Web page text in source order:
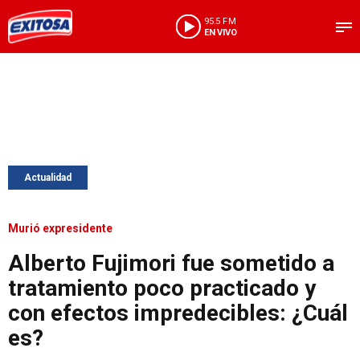
95.5 FM
EN VIVO
Actualidad
Murió expresidente
Alberto Fujimori fue sometido a
tratamiento poco practicado y
con efectos impredecibles: ¿Cuál
es?